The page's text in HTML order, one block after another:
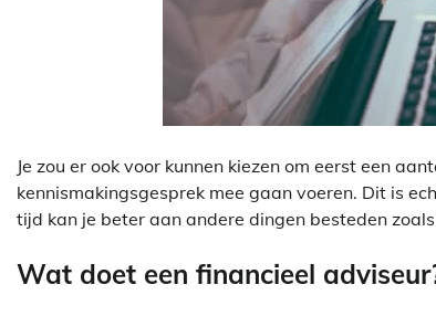
Je zou er ook voor kunnen kiezen om eerst een
kennismakingsgesprek mee gaan voeren. Dit is
tijd kan je beter aan andere dingen besteden
Wat doet een financieel